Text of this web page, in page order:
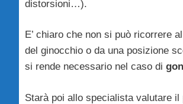
distorsioni…).
E’ chiaro che non si può ricorrere
del ginocchio o da una posizione
si rende necessario nel caso di
Starà poi allo specialista valutare